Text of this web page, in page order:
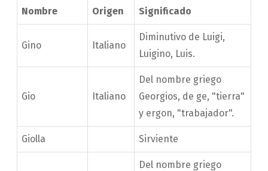
Nombre Origen Significado
Gino Italiano
Diminutivo de Luigi,
Luigino, Luis.
Gio Italiano
Del nombre griego
Georgios, de ge, "tierra"
y ergon, "trabajador".
Giolla Sirviente
Del nombre griego